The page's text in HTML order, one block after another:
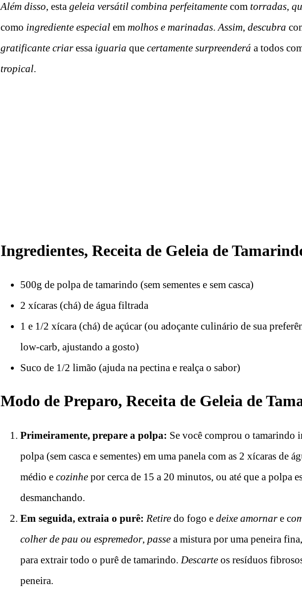
Além disso, esta geleia versátil combina perfeitamente com torradas,
como ingrediente especial em molhos e marinadas.Assim, descubra
gratificante criaressa iguaria que certamente surpreenderá a todos
tropical.
Ingredientes, Receita de Geleia de
500g de polpa de tamarindo (sem sementes e sem casca)
2 xícaras (chá) de água filtrada
1 e 1/2 xícara (chá) de açúcar (ou adoçante culinário de sua
low-carb, ajustando a gosto)
Suco de 1/2 limão (ajuda na pectina e realça o sabor)
Modo de Preparo, Receita de Geleia de
Primeiramente, prepare a polpa: Se você comprou o tamarindo
polpa (sem casca e sementes) em uma panela com as 2 xícaras de
médio e cozinhe por cerca de 15 a 20 minutos, ou até que a polpa
desmanchando.
Em seguida, extraia o purê: Retire do fogo e deixe amornare c
colher de pau ou espremedor, passe a mistura por uma peneira
para extrair todo o purê de tamarindo. Descarte os resíduos
peneira.